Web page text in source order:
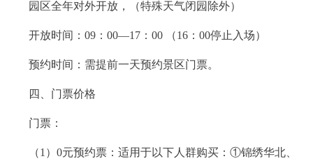
园区全年对外开放，（特殊天气闭园除外）
开放时间：09：00—17：00 （16：00停止入场）
预约时间：需提前一天预约景区门票。
四、门票价格
门票：
（1）0元预约票：适用于以下人群购买：①锦绣华北、